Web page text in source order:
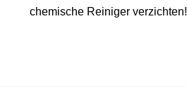
chemische Reiniger verzichten!